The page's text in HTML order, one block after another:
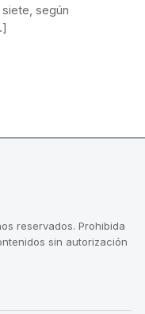
según
reservados. Prohibida
sin autorización